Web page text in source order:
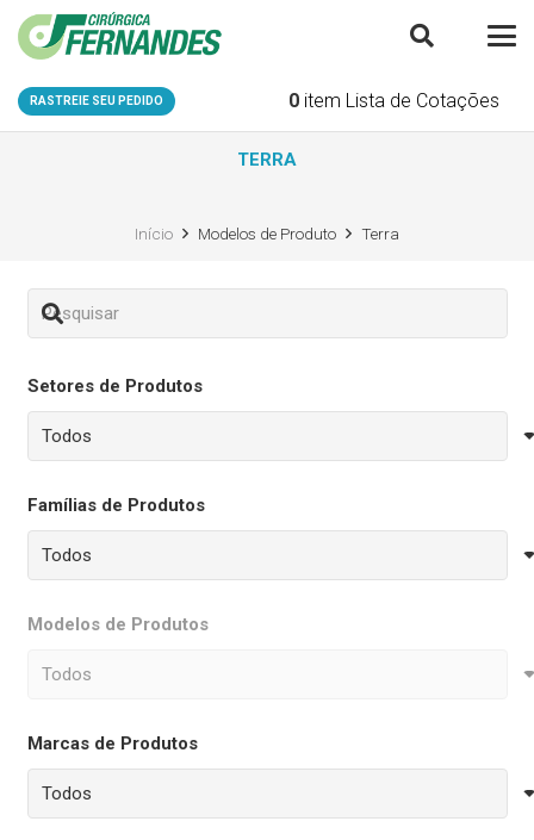
RASTREIE SEU PEDIDO 0 item Lista de Cotações
TERRA
Início Modelos de Produto Terra
Setores de Produtos
Famílias de Produtos
Modelos de Produtos
Marcas de Produtos